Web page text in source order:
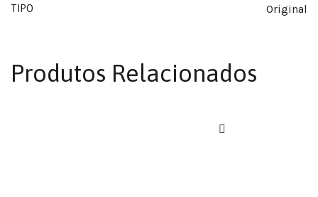
TIPO Original
Produtos Relacionados